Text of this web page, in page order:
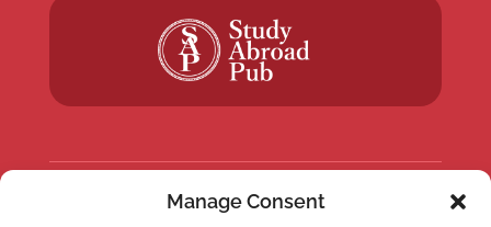
Manage Consent